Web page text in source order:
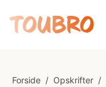
Forside / Opskrifter /